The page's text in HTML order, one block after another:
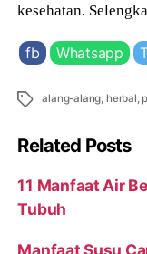
kesehatan.
fb Whatsapp
Tags alang-alang, herbal,
Related Posts
11 Manfaat Air
Tubuh
Manfaat Susu